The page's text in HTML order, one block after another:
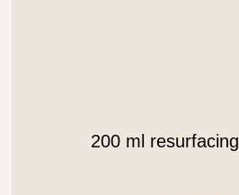
200 ml